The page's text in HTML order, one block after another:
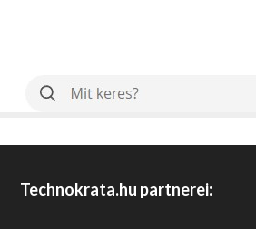
Technokrata.hu partnerei: